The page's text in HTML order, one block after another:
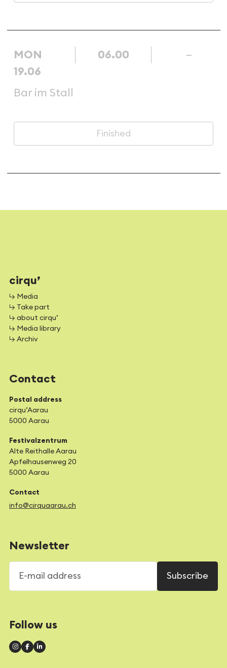
MON
19.06
06.00 –
Bar im Stall
Finished
cirqu’
↳ Media
↳ Take part
↳ about cirqu’
↳ Media library
↳ Archiv
Contact
Postal address
cirqu’Aarau
5000 Aarau
Festivalzentrum
Alte Reithalle Aarau
Apfelhausenweg 20
5000 Aarau
Contact
info@cirquaarau.ch
Newsletter
Subscribe
Follow us